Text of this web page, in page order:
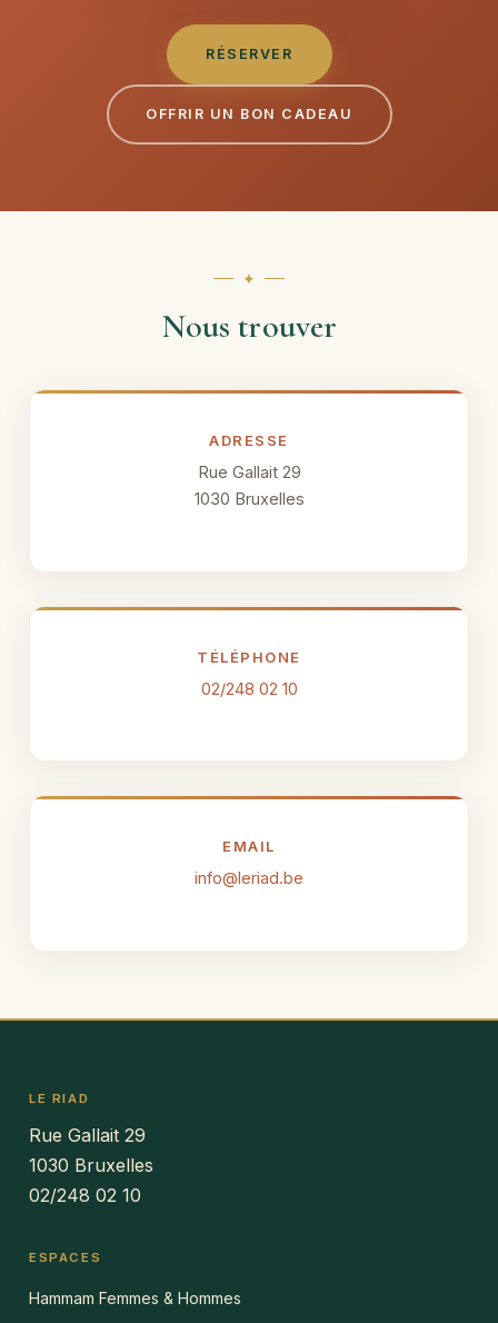
RÉSERVER
OFFRIR UN BON CADEAU
Nous trouver
ADRESSE
Rue Gallait 29
1030 Bruxelles
TÉLÉPHONE
02/248 02 10
EMAIL
info@leriad.be
LE RIAD
Rue Gallait 29
1030 Bruxelles
02/248 02 10
ESPACES
Hammam Femmes & Hommes